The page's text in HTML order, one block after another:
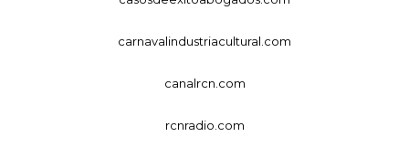
carnavalindustriacultural.com
canalrcn.com
rcnradio.com